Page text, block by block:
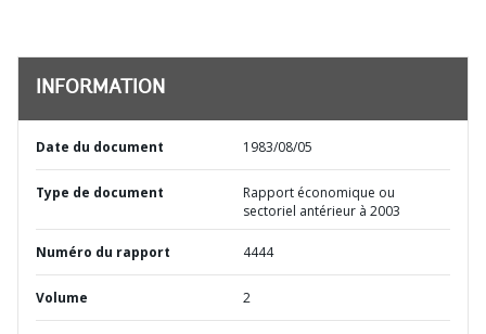
INFORMATION
Date du document 1983/08/05
Type de document
Rapport économique ou
sectoriel antérieur à 2003
Numéro du rapport 4444
Volume 2